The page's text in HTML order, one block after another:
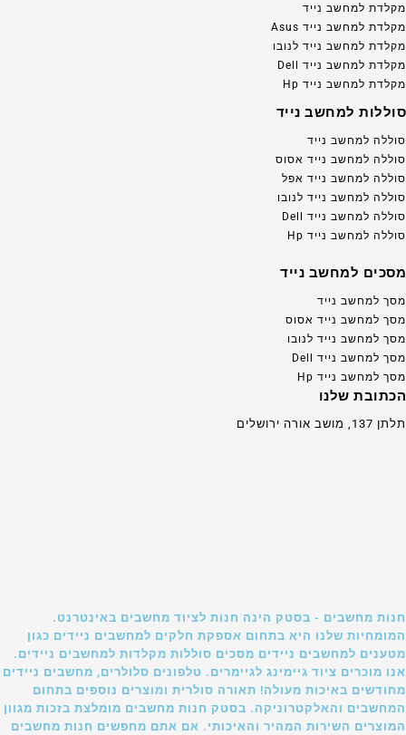
מקלדת למחשב נייד
מקלדת למחשב נייד Asus
מקלדת למחשב נייד לנובו
מקלדת למחשב נייד Dell
מקלדת למחשב נייד Hp
סוללות למחשב נייד
סוללה למחשב נייד
סוללה למחשב נייד אסוס
סוללה למחשב נייד אפל
סוללה למחשב נייד לנובו
סוללה למחשב נייד Dell
סוללה למחשב נייד Hp
מסכים למחשב נייד
מסך למחשב נייד
מסך למחשב נייד אסוס
מסך למחשב נייד לנובו
מסך למחשב נייד Dell
מסך למחשב נייד Hp
הכתובת שלנו
תלתן 137, מושב אורה ירושלים
חנות מחשבים - בסטק הינה חנות לציוד מחשבים באינטרנט.
המומחיות שלנו היא בתחום אספקת חלקים למחשבים ניידים כגון
מטענים למחשבים ניידים מסכים סוללות מקלדות למחשבים ניידים.
אנו מוכרים ציוד גיימינג לגיימרים. טלפונים סלולרים, מחשבים ניידים
מחודשים באיכות מעולה! תאורה סולרית ומוצרים נוספים בתחום
המחשבים והאלקטרוניקה. בסטק חנות מחשבים מומלצת בזכות מגוון
המוצרים השירות המהיר והאיכותי. אם אתם מחפשים חנות מחשבים